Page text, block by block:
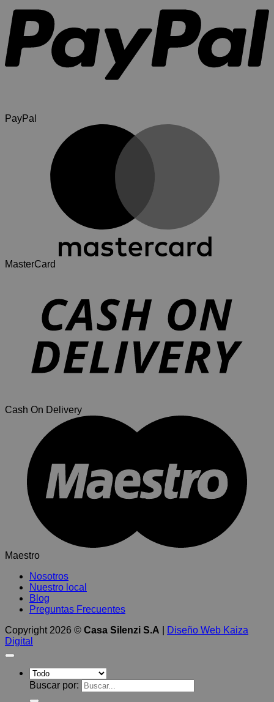
PayPal
MasterCard
Cash On Delivery
Maestro
Nosotros
Nuestro local
Blog
Preguntas Frecuentes
Copyright 2026 © Casa Silenzi S.A
Diseño Web Kaiza
Digital
Buscar por: